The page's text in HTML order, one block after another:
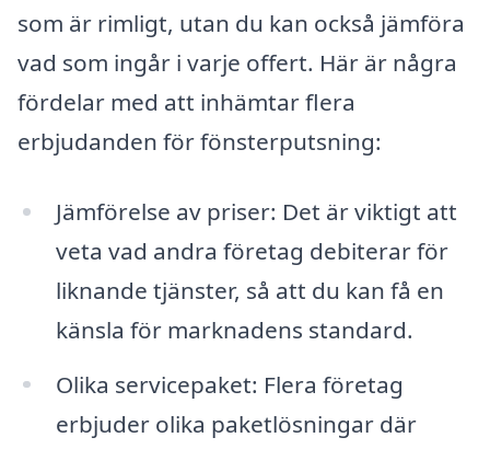
som är rimligt, utan du kan också jämföra
vad som ingår i varje offert. Här är några
fördelar med att inhämtar flera
erbjudanden för fönsterputsning:
Jämförelse av priser: Det är viktigt att
veta vad andra företag debiterar för
liknande tjänster, så att du kan få en
känsla för marknadens standard.
Olika servicepaket: Flera företag
erbjuder olika paketlösningar där